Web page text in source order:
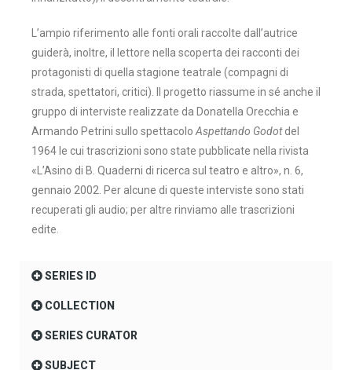
L’ampio riferimento alle fonti orali raccolte dall’autrice
guiderà, inoltre, il lettore nella scoperta dei racconti dei
protagonisti di quella stagione teatrale (compagni di
strada, spettatori, critici). Il progetto riassume in sé anche il
gruppo di interviste realizzate da Donatella Orecchia e
Armando Petrini sullo spettacolo Aspettando Godotdel
1964 le cui trascrizioni sono state pubblicate nella rivista
«L’Asino di B. Quaderni di ricerca sul teatro e altro», n. 6,
gennaio 2002. Per alcune di queste interviste sono stati
recuperati gli audio; per altre rinviamo alle trascrizioni
edite.
SERIES ID
COLLECTION
SERIES CURATOR
SUBJECT